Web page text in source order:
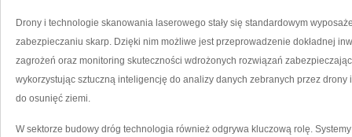
Drony i technologie skanowania laserowego stały się standardowym
zabezpieczaniu skarp. Dzięki nim możliwe jest przeprowadzenie dokładnej
zagrożeń oraz monitoring skuteczności wdrożonych rozwiązań
wykorzystując sztuczną inteligencję do analizy danych zebranych przez
do osunięć ziemi.
W sektorze budowy dróg technologia również odgrywa kluczową rolę.